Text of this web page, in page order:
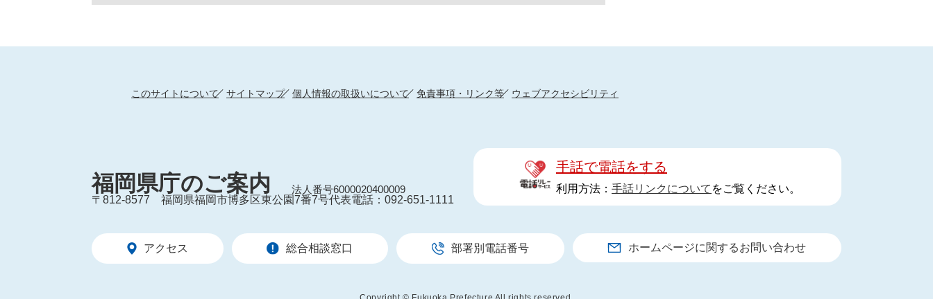
このサイトについて サイトマップ 個人情報の取扱いについて 免責事項・リンク等 ウェブアクセシビリティ
福岡県庁のご案内
法人番号6000020400009
〒812-8577
福岡県福岡市博多区東公園7番7号代表電話：092-651-1111
手話で電話をする
利用方法： 手話リンクについて をご覧ください。
アクセス 総合相談窓口 部署別電話番号 ホームページに関するお問い合わせ